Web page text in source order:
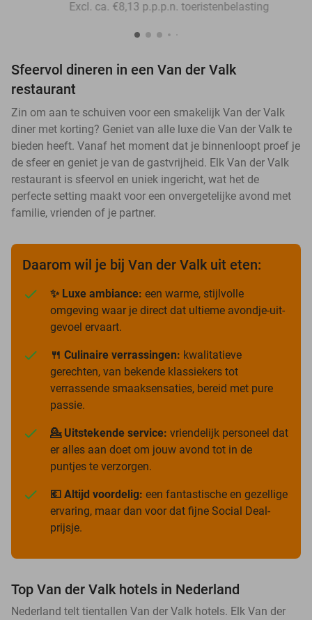
Excl. ca. €8,13 p.p.p.n. toeristenbelasting
Sfeervol dineren in een Van der Valk
restaurant
Zin om aan te schuiven voor een smakelijk Van der Valk
diner met korting? Geniet van alle luxe die Van der Valk te
bieden heeft. Vanaf het moment dat je binnenloopt proef je
de sfeer en geniet je van de gastvrijheid. Elk Van der Valk
restaurant is sfeervol en uniek ingericht, wat het de
perfecte setting maakt voor een onvergetelijke avond met
familie, vrienden of je partner.
Daarom wil je bij Van der Valk uit eten:
✨ Luxe ambiance: een warme, stijlvolle
omgeving waar je direct dat ultieme avondje-uit-
gevoel ervaart.
🍴 Culinaire verrassingen: kwalitatieve
gerechten, van bekende klassiekers tot
verrassende smaaksensaties, bereid met pure
passie.
💁 Uitstekende service: vriendelijk personeel dat
er alles aan doet om jouw avond tot in de
puntjes te verzorgen.
💶 Altijd voordelig: een fantastische en gezellige
ervaring, maar dan voor dat fijne Social Deal-
prijsje.
Top Van der Valk hotels in Nederland
Nederland telt tientallen Van der Valk hotels. Elk Van der